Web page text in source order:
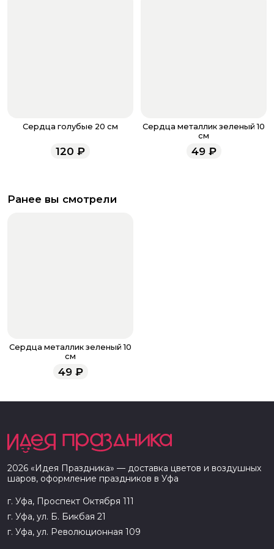
Сердца голубые 20 см
120 ₽
Сердца металлик зеленый 10
см
49₽
Ранее вы смотрели
Сердца металлик зеленый 10
см
49₽
2026 «Идея Праздника» — доставка цветов и воздушных
шаров, оформление праздников в Уфа
г. Уфа, Проспект Октября 111
г. Уфа, ул. Б. Бикбая 21
г. Уфа, ул. Революционная 109